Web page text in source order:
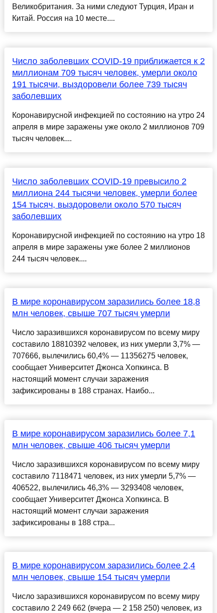
Великобритания. За ними следуют Турция, Иран и
Китай. Россия на 10 месте....
Число заболевших COVID-19 приближается к 2
миллионам 709 тысяч человек, умерли около
191 тысячи, выздоровели более 739 тысяч
заболевших
Коронавирусной инфекцией по состоянию на утро 24
апреля в мире заражены уже около 2 миллионов 709
тысяч человек....
Число заболевших COVID-19 превысило 2
миллиона 244 тысячи человек, умерли более
154 тысяч, выздоровели около 570 тысяч
заболевших
Коронавирусной инфекцией по состоянию на утро 18
апреля в мире заражены уже более 2 миллионов
244 тысяч человек....
В мире коронавирусом заразились более 18,8
млн человек, свыше 707 тысяч умерли
Число заразившихся коронавирусом по всему миру
составило 18810392 человек, из них умерли 3,7% —
707666, вылечились 60,4% — 11356275 человек,
сообщает Университет Джонса Хопкинса. В
настоящий момент случаи заражения
зафиксированы в 188 странах. Наибо...
В мире коронавирусом заразились более 7,1
млн человек, свыше 406 тысяч умерли
Число заразившихся коронавирусом по всему миру
составило 7118471 человек, из них умерли 5,7% —
406522, вылечились 46,3% — 3293408 человек,
сообщает Университет Джонса Хопкинса. В
настоящий момент случаи заражения
зафиксированы в 188 стра...
В мире коронавирусом заразились более 2,4
млн человек, свыше 154 тысяч умерли
Число заразившихся коронавирусом по всему миру
составило 2 249 662 (вчера — 2 158 250) человек, из